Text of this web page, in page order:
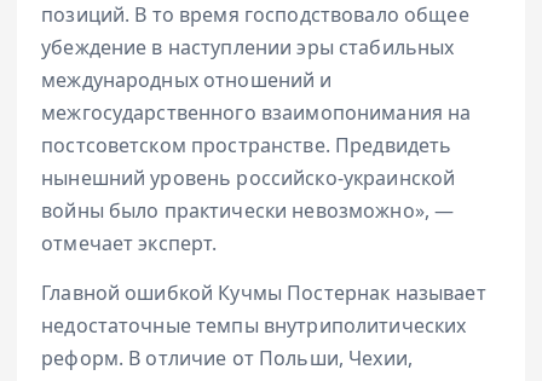
позиций. В то время господствовало общее
убеждение в наступлении эры стабильных
международных отношений и
межгосударственного взаимопонимания на
постсоветском пространстве. Предвидеть
нынешний уровень российско-украинской
войны было практически невозможно», —
отмечает эксперт.
Главной ошибкой Кучмы Постернак называет
недостаточные темпы внутриполитических
реформ. В отличие от Польши, Чехии,